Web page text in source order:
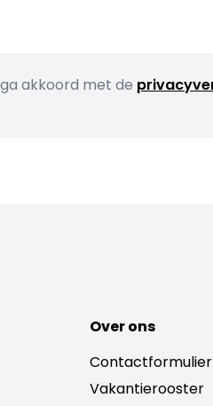
akkoord met de
Over ons
Contactformulier
Vakantierooster